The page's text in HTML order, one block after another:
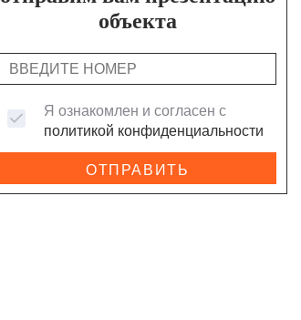
объекта
Я ознакомлен и согласен с
политикой конфиденциальности
ОТПРАВИТЬ